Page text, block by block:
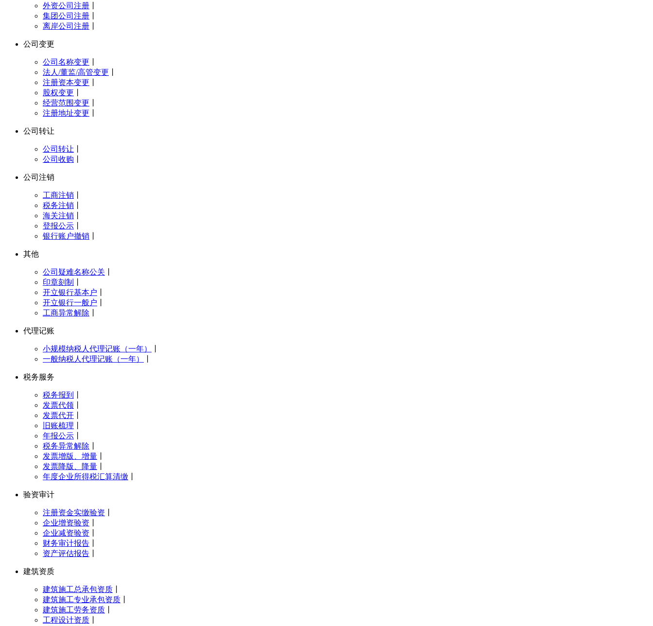
外资公司注册
集团公司注册
离岸公司注册
公司变更
公司名称变更
法人/董监/高管变更
注册资本变更
股权变更
经营范围变更
注册地址变更
公司转让
公司转让
公司收购
公司注销
工商注销
税务注销
海关注销
登报公示
银行账户撤销
其他
公司疑难名称公关
印章刻制
开立银行基本户
开立银行一般户
工商异常解除
代理记账
小规模纳税人代理记账（一年）
一般纳税人代理记账（一年）
税务服务
税务报到
发票代领
发票代开
旧账梳理
年报公示
税务异常解除
发票增版、增量
发票降版、降量
年度企业所得税汇算清缴
验资审计
注册资金实缴验资
企业增资验资
企业减资验资
财务审计报告
资产评估报告
建筑资质
建筑施工总承包资质
建筑施工专业承包资质
建筑施工劳务资质
工程设计资质